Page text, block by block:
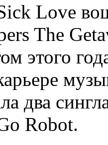
Love
The
этого
два
Robot.